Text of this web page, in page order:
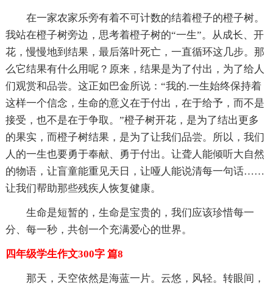
在一家农家乐旁有着不可计数的结着橙子的橙子树。
我站在橙子树旁边，思考着橙子树的“一生”。从成长、开
花，慢慢地到结果，最后落叶死亡，一直循环这几步。那
么它结果有什么用呢？原来，结果是为了付出，为了给人
们观赏和品尝。这正如巴金所说：“我的.一生始终保持着
这样一个信念，生命的意义在于付出，在于给予，而不是
接受，也不是在于争取。”橙子树开花，是为了结出更多
的果实，而橙子树结果，是为了让我们品尝。所以，我们
人的一生也要勇于奉献、勇于付出。让聋人能倾听大自然
的物语，让盲童能重见天日，让哑人能说清每一句话……
让我们帮助那些残疾人恢复健康。
生命是短暂的，生命是宝贵的，我们应该珍惜每一
分、每一秒，共创一个充满爱心的世界。
四年级学生作文300字 篇8
那天，天空依然是海蓝一片。云悠，风轻。转眼间，